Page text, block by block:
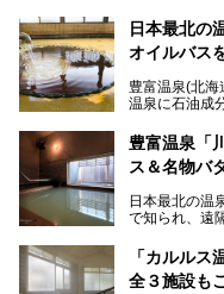
動拠点である
スキンケアブ
限定でプレゼ
で、ぜひお試
第終了
───
提供元：株式
この記事は株
日本最北の
オイルバス
豊富温泉(北海
温泉に石油成
に特効がある
目的で多くの
地体験し、独
ート。温泉地
豊富温泉「
ス＆名物バ
日本最北の温
で知られ、遠
「川島旅館
館。とりわけ
「カルル
全３施設も